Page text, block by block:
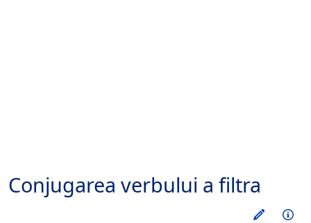
Conjugarea verbului a filtra